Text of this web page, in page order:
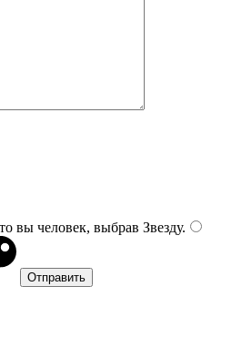
вы человек, выбрав Звезду.